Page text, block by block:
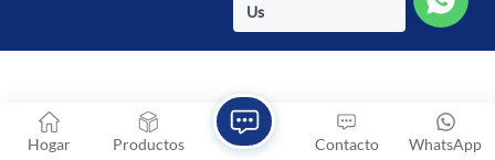
Hogar Productos WhatsApp
Contacto
Us